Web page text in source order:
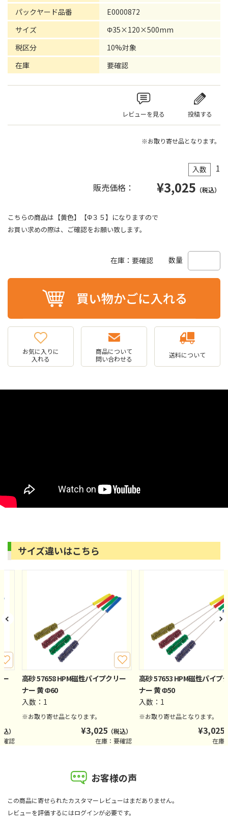
パックヤード品番
E0000872
サイズ
Φ35×120×500mm
税区分
10%対象
在庫
要確認
レビューを見る 投稿する
※お取り寄せ品となります。
入数
1
販売価格：
¥3,025 （税込）
こちらの商品は【黄色】【Φ３５】になりますので
お買い求めの際は、ご確認をお願い致します。
在庫：要確認 数量
お気に入りに
入れる
商品について
問い合わせる
送料について
サイズ違いはこちら
ー
）
確認
高砂 57658 HPM磁性パイプクリー
ナー 黄 Φ60
入数：1
※お取り寄せ品となります。
¥3,025 （税込）
在庫：要確認
高砂 57653 HPM磁性パイプ
ナー 黄 Φ50
入数：1
※お取り寄せ品となります。
¥3,025
在庫
お客様の声
この商品に寄せられたカスタマーレビューはまだありません。
レビューを評価するにはログインが必要です。